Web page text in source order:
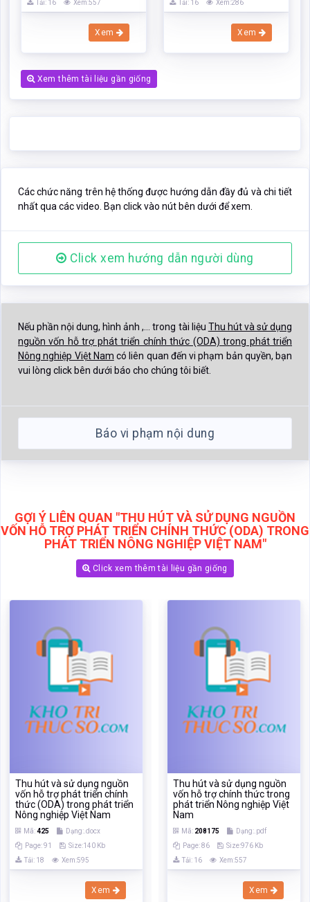
Tải: 16 Xem:557
Xem
Tải: 16 Xem:286
Xem
Xem thêm tài liệu gần giống
Các chức năng trên hệ thống được hướng dẫn đầy đủ và chi tiết
nhất qua các video. Bạn click vào nút bên dưới để xem.
Click xem hướng dẫn người dùng
Nếu phần nội dung, hình ảnh ,... trong tài liệu Thu hút và sử dụng
nguồn vốn hỗ trợ phát triển chính thức (ODA) trong phát triển
Nông nghiệp Việt Nam có liên quan đến vi phạm bản quyền, bạn
vui lòng click bên dưới báo cho chúng tôi biết.
Báo vi phạm nội dung
GỢI Ý LIÊN QUAN "THU HÚT VÀ SỬ DỤNG NGUỒN
VỐN HỖ TRỢ PHÁT TRIỂN CHÍNH THỨC (ODA) TRONG
PHÁT TRIỂN NÔNG NGHIỆP VIỆT NAM"
Click xem thêm tài liệu gần giống
Thu hút và sử dụng nguồn
vốn hỗ trợ phát triển chính
thức (ODA) trong phát triển
Nông nghiệp Việt Nam
Mã:425
Dạng:.docx
Page: 91
Size:140 Kb
Tải: 18
Xem:595
Xem
Thu hút và sử dụng nguồn
vốn hỗ trợ chính thức trong
phát triển Nông nghiệp Việt
Nam
Mã: 208175
Dạng:.pdf
Page: 86
Size:976 Kb
Tải: 16
Xem:557
Xem